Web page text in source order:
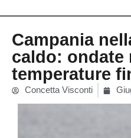
Campania
caldo: ondate
temperature
Concetta Visconti